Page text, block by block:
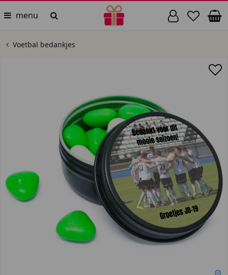
menu
Voetbal bedankjes